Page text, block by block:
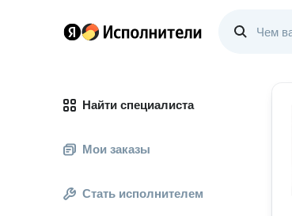
Найти специалиста
Мои заказы
Стать исполнителем